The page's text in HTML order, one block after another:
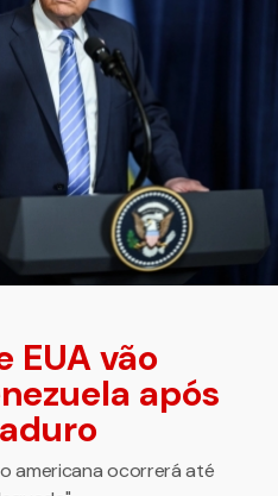
EUA vão
após
americana ocorrerá até